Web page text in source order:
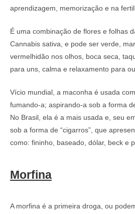
aprendizagem, memorização e na
É uma combinação de flores e folhas
Cannabis sativa, e pode ser verde,
vermelhidão nos olhos, boca seca,
para uns, calma e relaxamento para
Vício mundial, a maconha é usada
fumando-a; aspirando-a sob a forma
No Brasil, ela é a mais usada e, seu
sob a forma de “cigarros”, que
como: fininho, baseado, dólar, beck e
Morfina
A morfina é a primeira droga, ou